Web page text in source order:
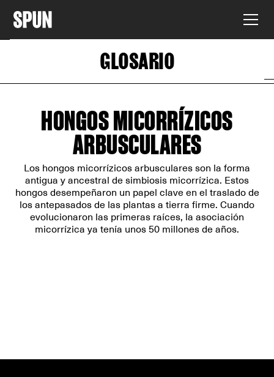
GLOSARIO
HONGOS MICORRÍZICOS
ARBUSCULARES
Los hongos micorrízicos arbusculares son la forma
antigua y ancestral de simbiosis micorrízica. Estos
hongos desempeñaron un papel clave en el traslado de
los antepasados de las plantas a tierra firme. Cuando
evolucionaron las primeras raíces, la asociación
micorrízica ya tenía unos 50 millones de años.